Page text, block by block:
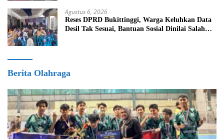
Agustus 6, 2026
Reses DPRD Bukittinggi, Warga Keluhkan Data
Desil Tak Sesuai, Bantuan Sosial Dinilai Salah
Berita Olahraga